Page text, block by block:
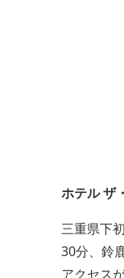
ホテル ザ
三重県下
30分、鈴
アクセス